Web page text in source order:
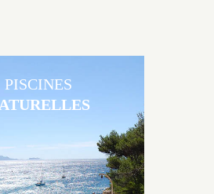
béton naturelles Jacques Brens sont
s’intègrent parfaitement à leur
PISCINES